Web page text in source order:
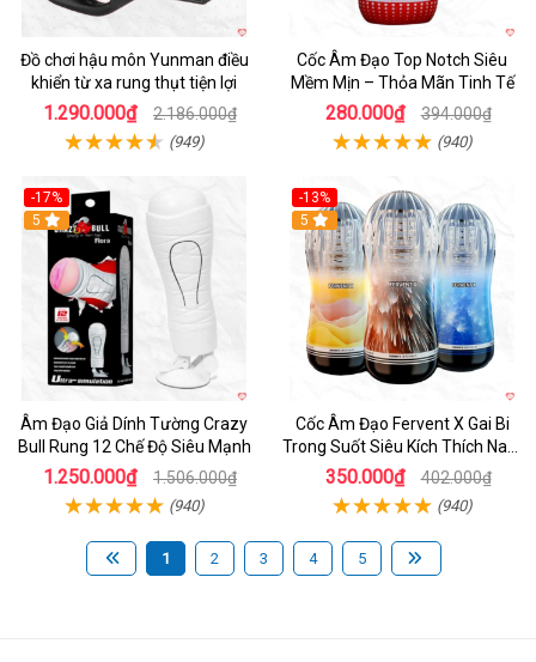
Đồ chơi hậu môn Yunman điều
khiển từ xa rung thụt tiện lợi
1.290.000₫ 2.186.000₫
(949)
Cốc Âm Đạo Top Notch Siêu
Mềm Mịn – Thỏa Mãn Tinh Tế
280.000₫ 394.000₫
(940)
-17%
5
Âm Đạo Giả Dính Tường Crazy
Bull Rung 12 Chế Độ Siêu Mạnh
1.250.000₫ 1.506.000₫
(940)
-13%
Hot
5
Cốc Âm Đạo Fervent X Gai Bi
Trong Suốt Siêu Kích Thích Nam
Giới
350.000₫ 402.000₫
(940)
1 2 3 4 5